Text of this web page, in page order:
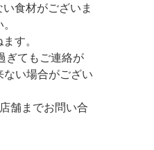
食材がございま
す。
ぎてもご連絡が
い場合がござい
舗までお問い合